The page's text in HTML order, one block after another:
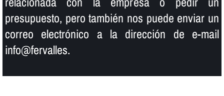
presupuesto, pero también nos puede enviar un
correo electrónico a la dirección de e-mail
info@fervalles.